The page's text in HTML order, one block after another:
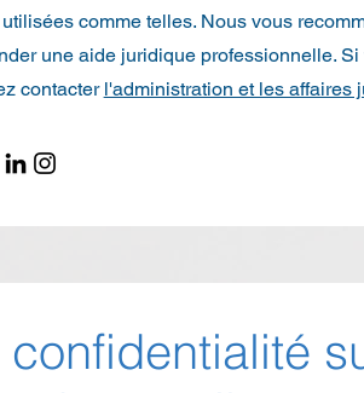
comme telles. Nous vous
une aide juridique professionnelle.
contacter l'administration et les affaires